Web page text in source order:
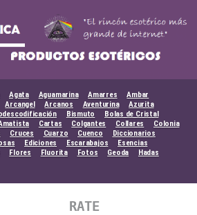
Agata Aguamarina Amarres
Ambar
Arcangel Arcanos Aventurina
Azurita
Bismuto
Bolas de Cristal
Cartas Colgantes Collares
Colonia
Cruces Cuarzo Cuenco
Diccionarios
Ediciones Escarabajos
Esencias
Flores Fluorita Fotos Geoda
Hadas
RATE